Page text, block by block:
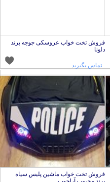
فروش تخت خواب عروسکی جوجه برند
دلونا
تماس بگیرید
فروش تخت خواب ماشین پلیس سیاه